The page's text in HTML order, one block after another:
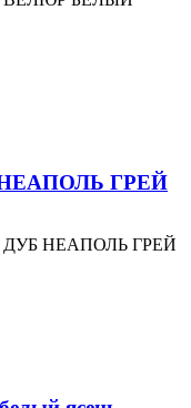
НЕАПОЛЬ ГРЕЙ
ДУБ НЕАПОЛЬ ГРЕЙ